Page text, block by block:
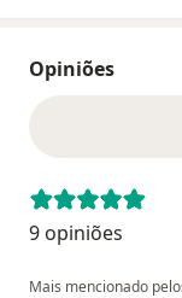
Opiniões
9 opiniões
Mais mencionado